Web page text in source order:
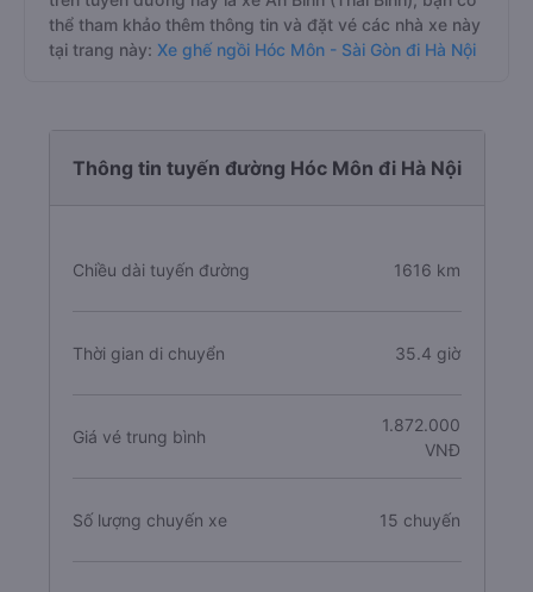
thể tham khảo thêm thông tin và đặt vé các nhà xe này
tại trang này: Xe ghế ngồi Hóc Môn - Sài Gòn đi Hà Nội
Thông tin tuyến đường Hóc Môn đi Hà Nội
Chiều dài tuyến đường 1616 km
Thời gian di chuyển 35.4 giờ
Giá vé trung bình
1.872.000
VNĐ
Số lượng chuyến xe 15 chuyến